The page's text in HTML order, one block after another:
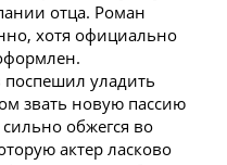
отца. Роман
хотя официально
уладить
звать новую пассию
обжегся во
актер ласково